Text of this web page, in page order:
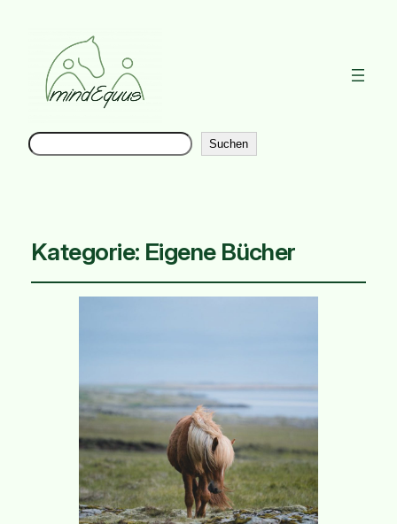
Suchen Suchen
Kategorie: Eigene Bücher